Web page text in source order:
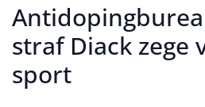
straf Diack zege
sport